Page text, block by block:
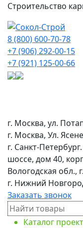
Строительство
8 (800) 600-70-78
+7 (906) 292-00-15
+7 (921) 125-00-66
г. Москва, ул.
г. Москва, Ул.
г. Санкт-
шоссе, дом 40,
Вологодская обл.,
г. Нижний
Заказать звонок
Каталог